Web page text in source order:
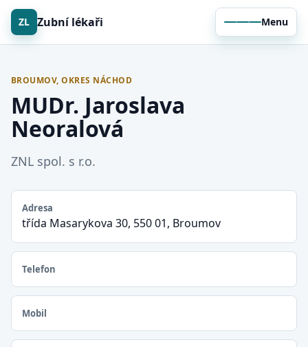
ZL Zubní lékaři Menu
BROUMOV, OKRES NÁCHOD
MUDr. Jaroslava
Neoralová
ZNL spol. s r.o.
Adresa
třída Masarykova 30, 550 01, Broumov
Telefon
Mobil